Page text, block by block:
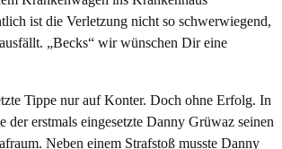
ist die Verletzung nicht so schwerwiegend,
„Becks“ wir wünschen Dir eine
Tippe nur auf Konter. Doch ohne Erfolg. In
der erstmals eingesetzte Danny Grüwaz seinen
Neben einem Strafstoß musste Danny